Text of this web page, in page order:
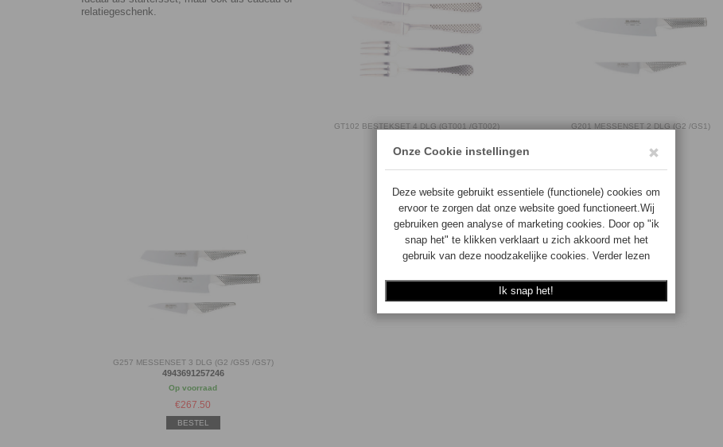
relatiegeschenk.
GT102 BESTEKSET 4 DLG (GT001 /GT002)
Op voorraad
€154.50
BESTEL
G201 MESSENSET 2 DLG (G2 /GS1)
Op voorraad
€187.50
BESTEL
G257 MESSENSET 3 DLG (G2 /GS5 /GS7)
4943691257246
Op voorraad
€267.50
BESTEL